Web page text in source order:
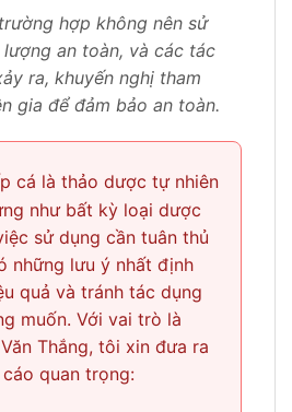
hợp không nên sử
an toàn, và các tác
ra, khuyến nghị tham
gia để đảm bảo an toàn.
cá là thảo dược tự nhiên
như bất kỳ loại dược
sử dụng cần tuân thủ
những lưu ý nhất định
quả và tránh tác dụng
muốn. Với vai trò là
Thắng, tôi xin đưa ra
quan trọng: